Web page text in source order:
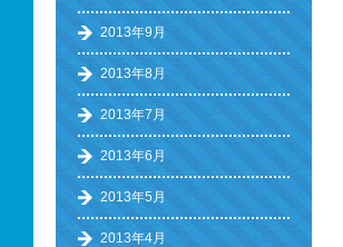
2013年9月
2013年8月
2013年7月
2013年6月
2013年5月
2013年4月